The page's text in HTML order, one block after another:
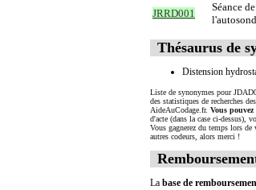
JRRD001
Séance
Thésaurus de
Distension
Liste de synonymes pour
des statistiques de recherches
AideAuCodage.fr. Vous
d'acte (dans la case ci-dessus),
Vous gagnerez du temps lors de
autres codeurs, alors merci !
La base de